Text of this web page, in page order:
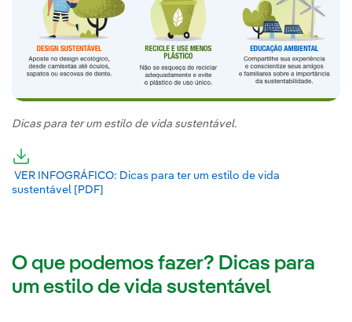
Dicas para ter um estilo de vida sustentável.
Link externo, abra em uma nova aba.
VER INFOGRÁFICO: Dicas para ter um estilo de vida
sustentável [PDF]
O que podemos fazer? Dicas para
um estilo de vida sustentável